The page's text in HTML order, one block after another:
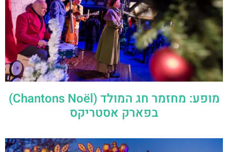
מופע: מחזמר חג המולד (Chantons Noël)
בפארק אסטריקס